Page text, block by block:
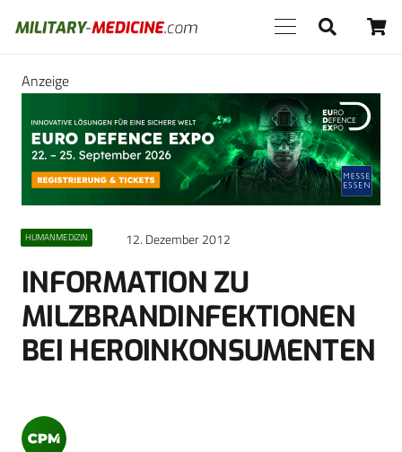
Anzeige
HUMANMEDIZIN 12. Dezember 2012
INFORMATION ZU
MILZBRANDINFEKTIONEN
BEI HEROINKONSUMENTEN